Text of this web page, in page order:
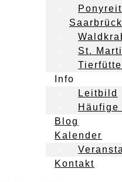
St.
Info
Leitbild
Häufige
Blog
Kalender
Kontakt